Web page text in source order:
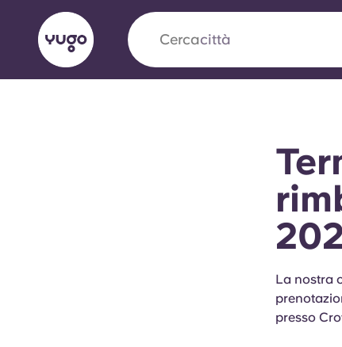
Cercacittà
Yugo VCARB: Verso una
settore Alloggi per Studenti
La partnership pionieristica Yugocon
l'innovazione, l'ambizione e momenti
La nostra
presso